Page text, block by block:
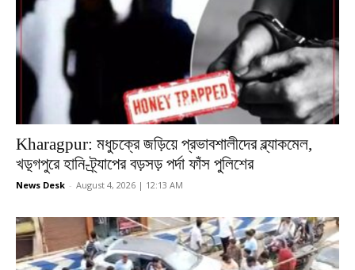
Kharagpur: মধুচক্রে জড়িয়ে প্রভাবশালীদের ব্ল্যাকমেল,
খড়্গপুরে হানি-ট্র্যাপের বড়সড় পর্দা ফাঁস পুলিশের
News Desk - August 4, 2026 | 12:13 AM